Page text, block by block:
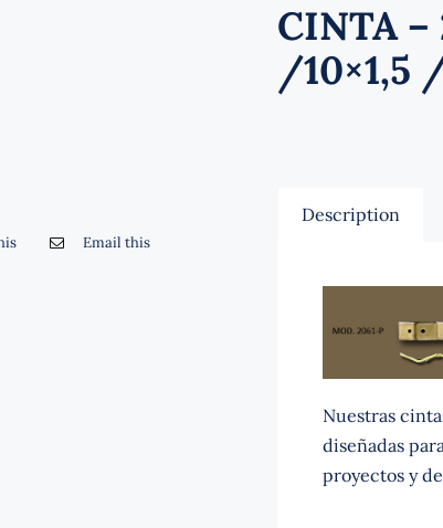
Email this
CINTA –
/10×1,5
Description
Nuestras
diseñadas
proyectos y